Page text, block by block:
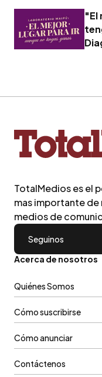
"El
TotalMedios es el
mas importante
medios de
Seguinos
Acerca de nosotros
Quiénes Somos
Cómo suscribirse
Cómo anunciar
Contáctenos